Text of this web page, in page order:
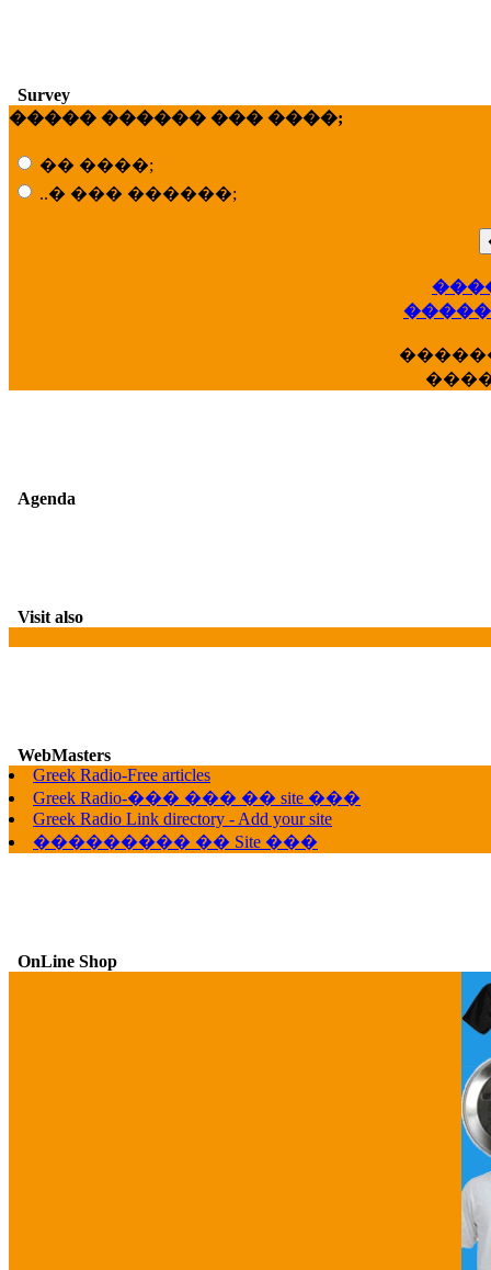
Survey
����� ������ ��� ����;
�� ����;
..� ��� ������;
Agenda
Visit also
WebMasters
Greek Radio-Free articles
Greek Radio-��� ��� �� site ���
Greek Radio Link directory - Add your site
��������� �� Site ���
OnLine Shop